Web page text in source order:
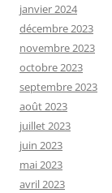
janvier 2024
décembre 2023
novembre 2023
octobre 2023
septembre 2023
août 2023
juillet 2023
juin 2023
mai 2023
avril 2023